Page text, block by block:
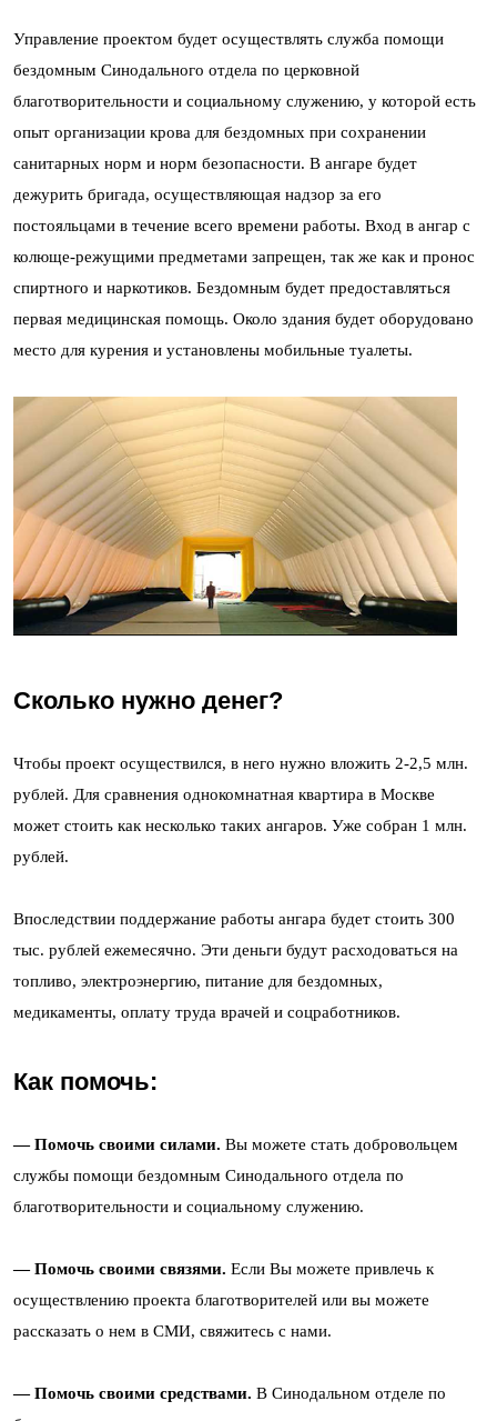
Управление проектом будет осуществлять служба помощи
бездомным Синодального отдела по церковной
благотворительности и социальному служению, у которой есть
опыт организации крова для бездомных при сохранении
санитарных норм и норм безопасности. В ангаре будет
дежурить бригада, осуществляющая надзор за его
постояльцами в течение всего времени работы. Вход в ангар с
колюще-режущими предметами запрещен, так же как и пронос
спиртного и наркотиков. Бездомным будет предоставляться
первая медицинская помощь. Около здания будет оборудовано
место для курения и установлены мобильные туалеты.
Сколько нужно денег?
Чтобы проект осуществился, в него нужно вложить 2-2,5 млн.
рублей. Для сравнения однокомнатная квартира в Москве
может стоить как несколько таких ангаров. Уже собран 1 млн.
рублей.
Впоследствии поддержание работы ангара будет стоить 300
тыс. рублей ежемесячно. Эти деньги будут расходоваться на
топливо, электроэнергию, питание для бездомных,
медикаменты, оплату труда врачей и соцработников.
Как помочь:
— Помочь своими силами. Вы можете стать добровольцем
службы помощи бездомным Синодального отдела по
благотворительности и социальному служению.
— Помочь своими связями. Если Вы можете привлечь к
осуществлению проекта благотворителей или вы можете
рассказать о нем в СМИ, свяжитесь с нами.
— Помочь своими средствами. В Синодальном отделе по